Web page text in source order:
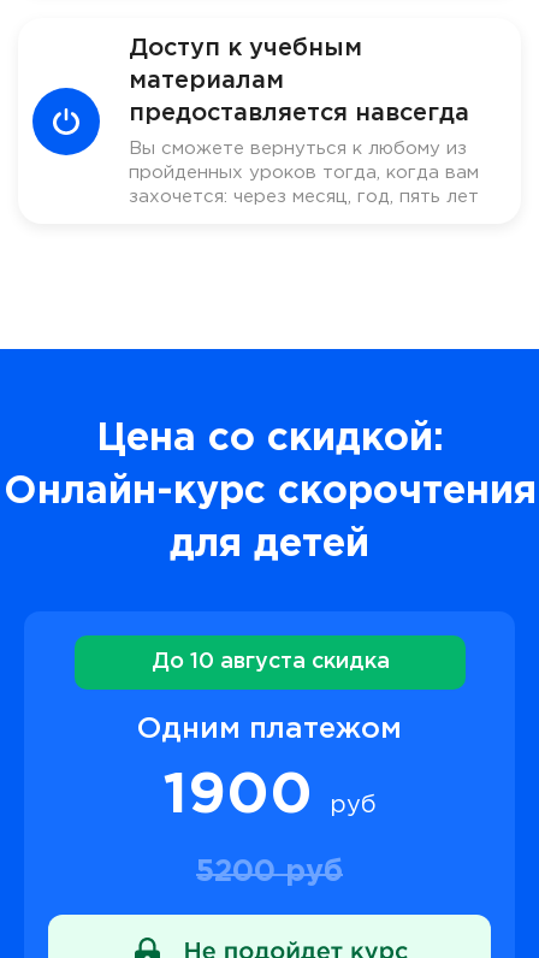
Доступ к учебным
материалам
предоставляется навсегда
Вы сможете вернуться к любому из
пройденных уроков тогда, когда вам
захочется: через месяц, год, пять лет
Цена со скидкой:
Онлайн-курс скорочтения
для детей
До 10 августа скидка
Одним платежом
1900 руб
5200 руб